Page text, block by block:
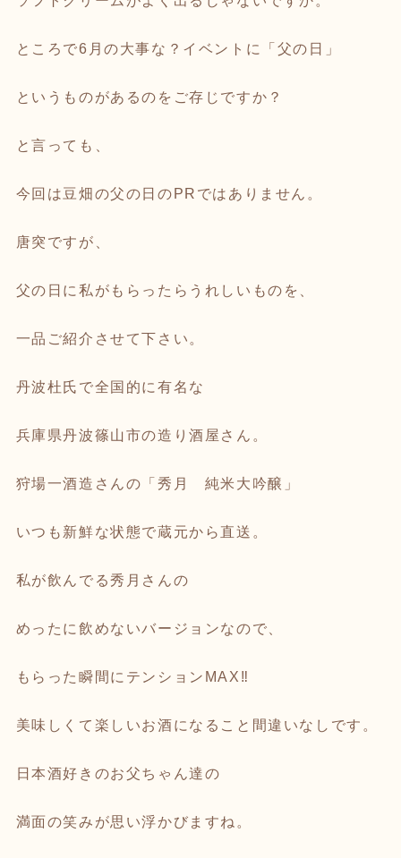
ところで6月の大事な？イベントに「父の日」
というものがあるのをご存じですか？
と言っても、
今回は豆畑の父の日のPRではありません。
唐突ですが、
父の日に私がもらったらうれしいものを、
一品ご紹介させて下さい。
丹波杜氏で全国的に有名な
兵庫県丹波篠山市の造り酒屋さん。
狩場一酒造さんの「秀月 純米大吟醸」
いつも新鮮な状態で蔵元から直送。
私が飲んでる秀月さんの
めったに飲めないバージョンなので、
もらった瞬間にテンションMAX‼
美味しくて楽しいお酒になること間違いなしです。
日本酒好きのお父ちゃん達の
満面の笑みが思い浮かびますね。